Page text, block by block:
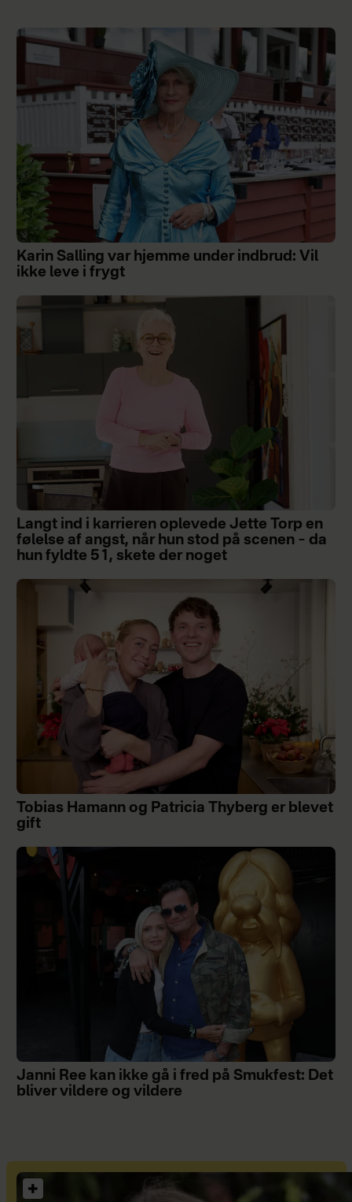
Karin Salling var hjemme under indbrud: Vil
ikke leve i frygt
Langt ind i karrieren oplevede Jette Torp en
følelse af angst, når hun stod på scenen – da
hun fyldte 51, skete der noget
Tobias Hamann og Patricia Thyberg er blevet
gift
Janni Ree kan ikke gå i fred på Smukfest: Det
bliver vildere og vildere